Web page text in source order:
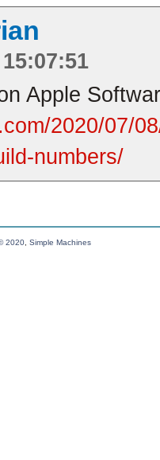
Apple
2020/07/
numbers/
2020 Simple Machines